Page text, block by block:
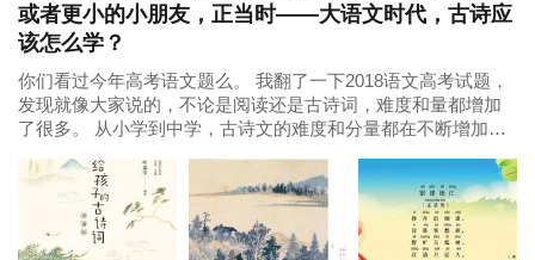
或者更小的小朋友，正当时——大语文时代，古诗应
该怎么学？
你们看过今年高考语文题么。 我翻了一下2018语文高考试题，
发现就像大家说的，不论是阅读还是古诗词，难度和量都增加
了很多。 从小学到中学，古诗文的难度和分量都在不断增加。